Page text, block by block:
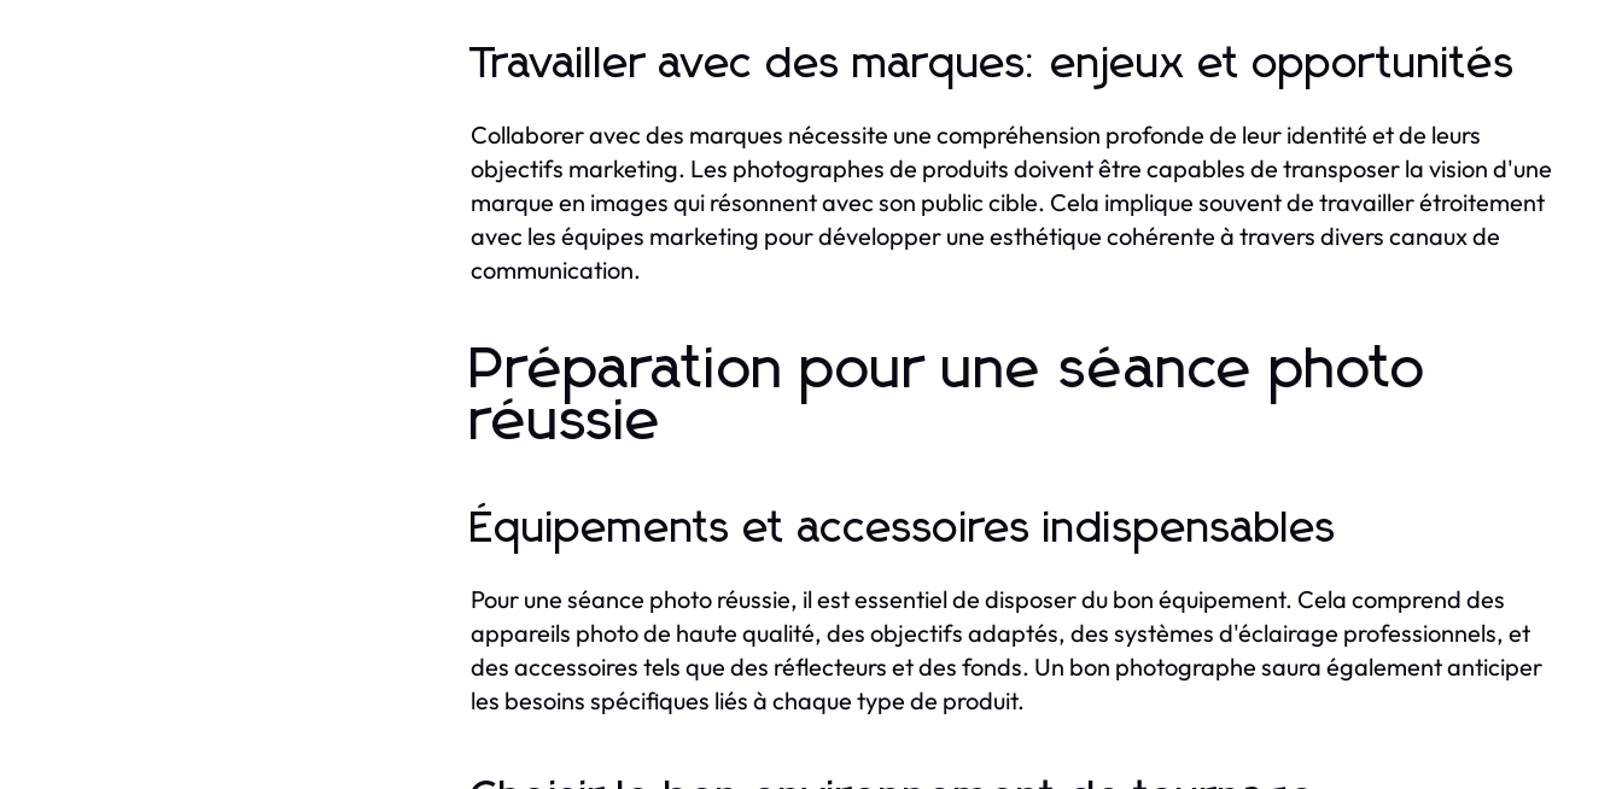
Travailler avec des marques: enjeux et opportunités
Collaborer avec des marques nécessite une compréhension profonde de leur identité et de leurs
objectifs marketing. Les photographes de produits doivent être capables de transposer la vision d'une
marque en images qui résonnent avec son public cible. Cela implique souvent de travailler étroitement
avec les équipes marketing pour développer une esthétique cohérente à travers divers canaux de
communication.
Préparation pour une séance photo
réussie
Équipements et accessoires indispensables
Pour une séance photo réussie, il est essentiel de disposer du bon équipement. Cela comprend des
appareils photo de haute qualité, des objectifs adaptés, des systèmes d'éclairage professionnels, et
des accessoires tels que des réflecteurs et des fonds. Un bon photographe saura également anticiper
les besoins spécifiques liés à chaque type de produit.